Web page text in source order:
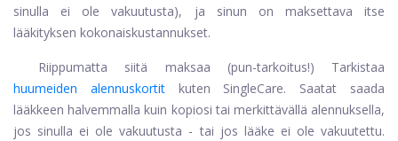
sinulla ei ole vakuutusta), ja sinun on maksettava itse
lääkityksen kokonaiskustannukset.
Riippumatta siitä maksaa (pun-tarkoitus!) Tarkistaa
huumeiden alennuskortit
kuten SingleCare. Saatat saada
lääkkeen halvemmalla kuin kopiosi tai merkittävällä alennuksella,
jos sinulla ei ole vakuutusta - tai jos lääke ei ole vakuutettu.